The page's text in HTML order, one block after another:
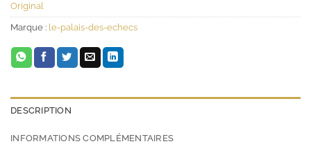
Original
Marque : le-palais-des-echecs
DESCRIPTION
INFORMATIONS COMPLÉMENTAIRES